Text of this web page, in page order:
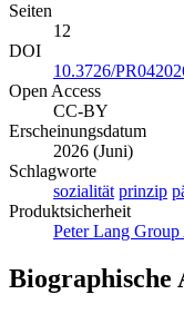
Seiten
12
DOI
10.3726/
Open Access
CC-BY
Erscheinungsdatum
2026 (Juni)
Schlagworte
sozialität prinzip
Produktsicherheit
Peter Lang
Biographische